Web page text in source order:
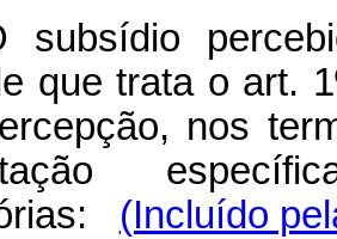
que trata o art.
nos
(Incluído